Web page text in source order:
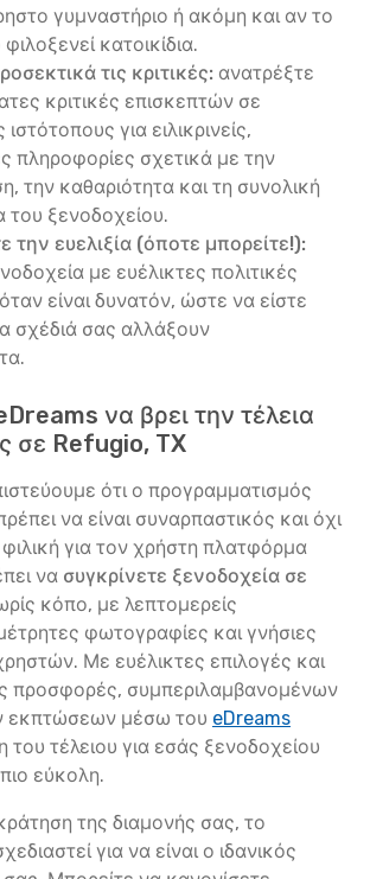
γυμναστήριο ή ακόμη και αν το
κατοικίδια.
τις κριτικές: ανατρέξτε
κριτικές επισκεπτών σε
ιστότοπους για ειλικρινείς,
πληροφορίες σχετικά με την
την καθαριότητα και τη συνολική
του ξενοδοχείου.
την ευελιξία (όποτε μπορείτε!):
με ευέλικτες πολιτικές
είναι δυνατόν, ώστε να είστε
σχέδιά σας αλλάξουν
να βρει την τέλεια
σε Refugio, TX
ότι ο προγραμματισμός
να είναι συναρπαστικός και όχι
για τον χρήστη πλατφόρμα
να συγκρίνετε ξενοδοχεία σε
κόπο, με λεπτομερείς
φωτογραφίες και γνήσιες
Με ευέλικτες επιλογές και
προσφορές, συμπεριλαμβανομένων
εκπτώσεων μέσω του eDreams
του τέλειου για εσάς ξενοδοχείου
εύκολη.
της διαμονής σας, το
για να είναι ο ιδανικός